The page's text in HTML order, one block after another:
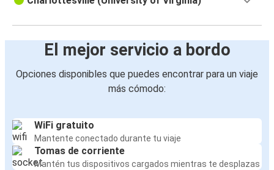
El mejor servicio a bordo
Opciones disponibles que puedes encontrar para un viaje
más cómodo:
WiFi gratuito
Mantente conectado durante tu viaje
Tomas de corriente
Mantén tus dispositivos cargados mientras te desplazas